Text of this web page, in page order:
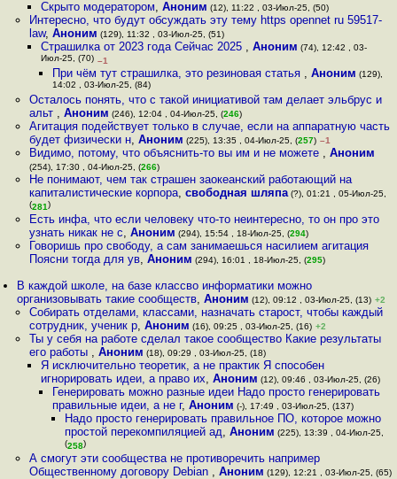
Скрыто модератором, Аноним (12), 11:22 , 03-Июл-25, (50)
Интересно, что будут обсуждать эту тему https opennet ru 59517-
law, Аноним (129), 11:32 , 03-Июл-25, (51)
Страшилка от 2023 года Сейчас 2025 , Аноним (74), 12:42 , 03-
Июл-25, (70) –1
При чём тут страшилка, это резиновая статья ,Аноним (129),
14:02 , 03-Июл-25, (84)
Осталось понять, что с такой инициативой там делает эльбрус и
альт , Аноним (246), 12:04 , 04-Июл-25, (246)
Агитация подействует только в случае, если на аппаратную часть
будет физически н, Аноним (225), 13:35 , 04-Июл-25, (257) –1
Видимо, потому, что объяснить-то вы им и не можете , Аноним
(254), 17:30 , 04-Июл-25, (266)
Не понимают, чем так страшен заокеанский работающий на
капиталистические корпора, свободная шляпа(?), 01:21 , 05-Июл-25,
(281)
Есть инфа, что если человеку что-то неинтересно, то он про это
узнать никак не с, Аноним (294), 15:54 , 18-Июл-25, (294)
Говоришь про свободу, а сам занимаешься насилием агитация
Поясни тогда для ув, Аноним (294), 16:01 , 18-Июл-25, (295)
В каждой школе, на базе классво информатики можно
организовывать такие сообществ,Аноним (12), 09:12 , 03-Июл-25, (13) +2
Собирать отделами, классами, назначать старост, чтобы каждый
сотрудник, ученик р, Аноним (16), 09:25 , 03-Июл-25, (16) +2
Ты у себя на работе сделал такое сообщество Какие результаты
его работы , Аноним (18), 09:29 , 03-Июл-25, (18)
Я исключительно теоретик, а не практик Я способен
игнорировать идеи, а право их, Аноним (12), 09:46 , 03-Июл-25, (26)
Генерировать можно разные идеи Надо просто генерировать
правильные идеи, а не г,Аноним (-), 17:49 , 03-Июл-25, (137)
Надо просто генерировать правильное ПО, которое можно
простой перекомпиляцией ад, Аноним (225), 13:39 , 04-Июл-25,
(258)
А смогут эти сообщества не противоречить например
Общественному договору Debian , Аноним (129), 12:21 , 03-Июл-25, (65)